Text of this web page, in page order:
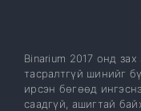
Binarium 2017 онд
тасралтгүй шинийг
ирсэн бөгөөд
саадгүй, ашигтай